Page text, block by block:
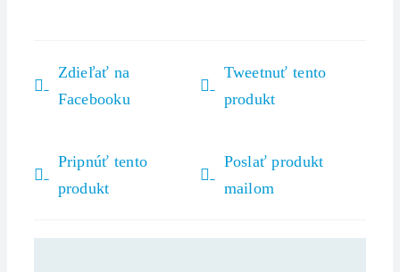
Zdieľať na
Facebooku
Tweetnuť tento
produkt
Pripnúť tento
produkt
Poslať produkt
mailom